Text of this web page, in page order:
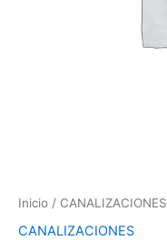
Inicio / CANALIZACIONES
CANALIZACIONES